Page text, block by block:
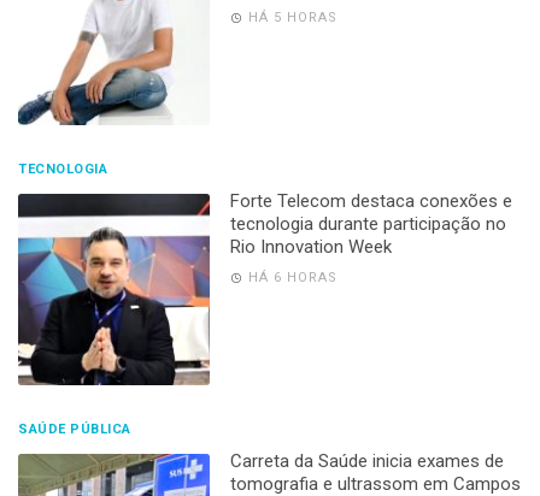
HÁ 5 HORAS
TECNOLOGIA
Forte Telecom destaca conexões e
tecnologia durante participação no
Rio Innovation Week
HÁ 6 HORAS
SAÚDE PÚBLICA
Carreta da Saúde inicia exames de
tomografia e ultrassom em Campos